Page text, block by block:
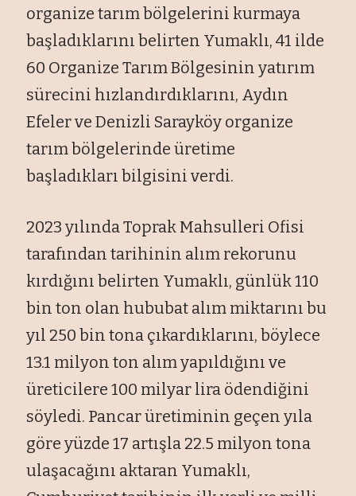
organize tarım bölgelerini kurmaya
başladıklarını belirten Yumaklı, 41 ilde
60 Organize Tarım Bölgesinin yatırım
sürecini hızlandırdıklarını, Aydın
Efeler ve Denizli Sarayköy organize
tarım bölgelerinde üretime
başladıkları bilgisini verdi.
2023 yılında Toprak Mahsulleri Ofisi
tarafından tarihinin alım rekorunu
kırdığını belirten Yumaklı, günlük 110
bin ton olan hububat alım miktarını bu
yıl 250 bin tona çıkardıklarını, böylece
13.1 milyon ton alım yapıldığını ve
üreticilere 100 milyar lira ödendiğini
söyledi. Pancar üretiminin geçen yıla
göre yüzde 17 artışla 22.5 milyon tona
ulaşacağını aktaran Yumaklı,